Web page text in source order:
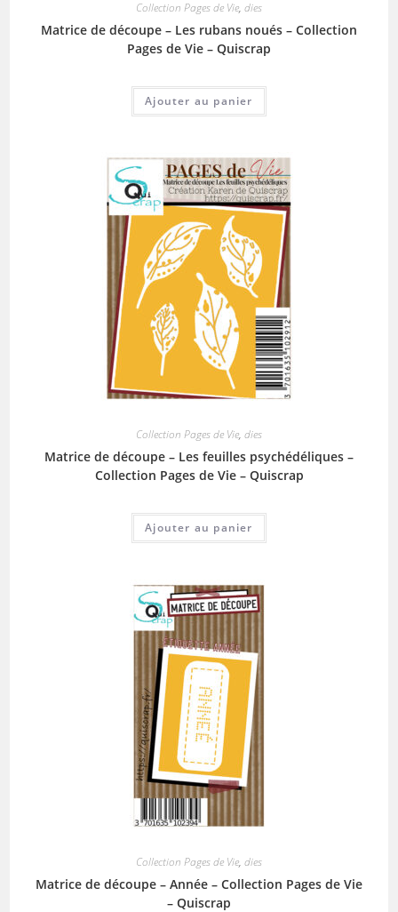
Collection Pages de Vie, dies
Matrice de découpe – Les rubans noués – Collection
Pages de Vie – Quiscrap
Ajouter au panier
Collection Pages de Vie, dies
Matrice de découpe – Les feuilles psychédéliques –
Collection Pages de Vie – Quiscrap
Ajouter au panier
Collection Pages de Vie, dies
Matrice de découpe – Année – Collection Pages de Vie
– Quiscrap